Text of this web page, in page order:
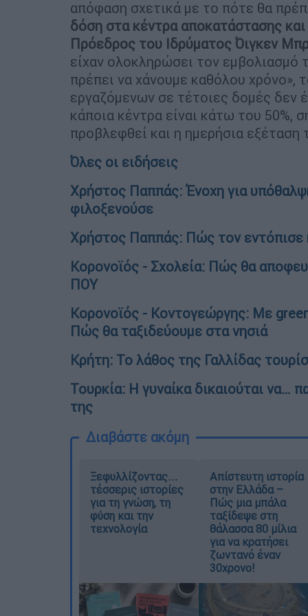
απόφαση σχετικά με το πότε θα
δόση στα κέντρα αποκατάστασης
Πρόεδρος του Ιδρύματος Όιγκεν
είχαν ολοκληρώσει τον εμβολιασμό
πρέπει να χάνουμε καθόλου χρόνο»,
εργαζόμενων σε τέτοιες δομές δεν
κάποια κέντρα είναι κάτω του 50%,
προβλεφθεί και η ημερήσια
Όλες οι ειδήσεις
Χρήστος Παππάς: Ένοχη για
φιλοξενούσε
Χρήστος Παππάς: Πώς τον εντόπισε
Κορονοϊός - Σχολεία: Πώς θα
ΠΟΥ
Κορονοϊός - Κοντογεώργης: Mε
Πώς θα ταξιδεύουμε στα νησιά
Κρήτη: Το λάθος της Γαλλίδας
Τουρκία: Η γυναίκα δικαιούται να…
της
Διαβάστε ακόμη
Ξεφυλλίζοντας...
τέσσερις ιστορίες
για τη γνώση, τη
φύση και την
τεχνολογία
Απίστευτη ιστορία
στην Ελλάδα –
Πώς μια μπάλα
ταξίδεψε στη
θάλασσα 80 μίλια
για να κρατήσει
ζωντανό έναν
30χρονο!